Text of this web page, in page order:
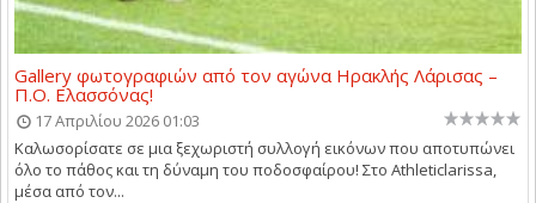
Gallery φωτογραφιών από τον αγώνα Ηρακλής Λάρισας –
Π.Ο. Ελασσόνας!
17 Απριλίου 2026 01:03
Καλωσορίσατε σε μια ξεχωριστή συλλογή εικόνων που αποτυπώνει
όλο το πάθος και τη δύναμη του ποδοσφαίρου! Στο Athleticlarissa,
μέσα από τον...